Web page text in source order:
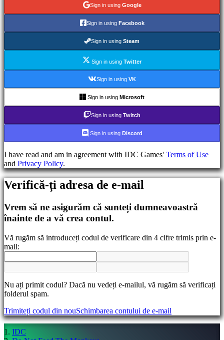
FAQ
AR
BS
CS
DA
DE
EN
ES
FR
HR
IT
JA
KO
NL
NO
PT
RO
RU
SR
Sign in using Google
Sign in using Facebook
Sign in using Steam
Sign in using Twitter
Sign in using VK
Sign in using Microsoft
Sign in using Twitch
Sign in using Discord
I have read and am in agreement with IDC Games' Terms of Use
and Privacy Policy.
Verifică-ți adresa de e-mail
Vrem să ne asigurăm că sunteți dumneavoastră
înainte de a vă crea contul.
Vă rugăm să introduceți codul de verificare din 4 cifre trimis prin e-
mail:
Nu ați primit codul? Dacă nu vedeți e-mailul, vă rugăm să verificați
folderul spam.
Trimiteți codul din nouSchimbarea contului de e-mail
IDC